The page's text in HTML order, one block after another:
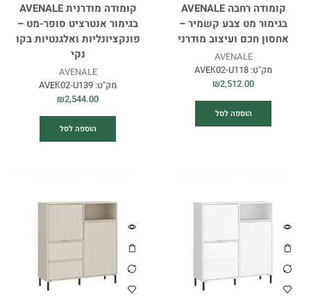
קומודה רחבה AVENALE
בגימור מט צבע קשמיר –
אחסון חכם ועיצוב מודרני
AVENALE
מק"ט: AVEК02-U118
₪2,512.00
הוספה לסל
קומודה מודרנית AVENALE
בגימור אנטרציט סופר-מט –
פונקציונליות ואלגנטיות בקו
נקי
AVENALE
מק"ט: AVEК02-U139
₪2,544.00
הוספה לסל